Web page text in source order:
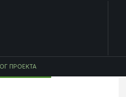
ПРОЕКТА